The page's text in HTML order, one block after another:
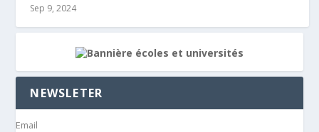
Sep 9, 2024
NEWSLETER
Email